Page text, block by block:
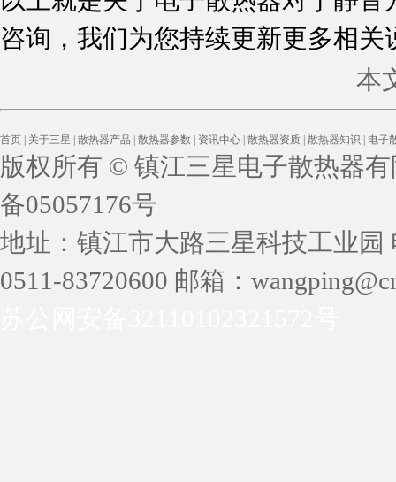
咨询，我们为您持续更新更多相
本
首页 关于三星 散热器产品 散热器参数 资讯中心 散热器资质 散热器知识 电子
版权所有 © 镇江三星电子散热器
备05057176号
地址：镇江市大路三星科技工业园
0511-83720600 邮箱：